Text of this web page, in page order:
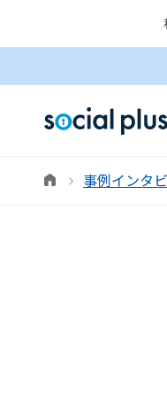
事例インタ